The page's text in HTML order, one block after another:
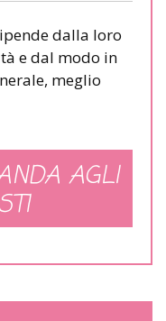
dalla loro
e dal modo in
meglio
AGLI